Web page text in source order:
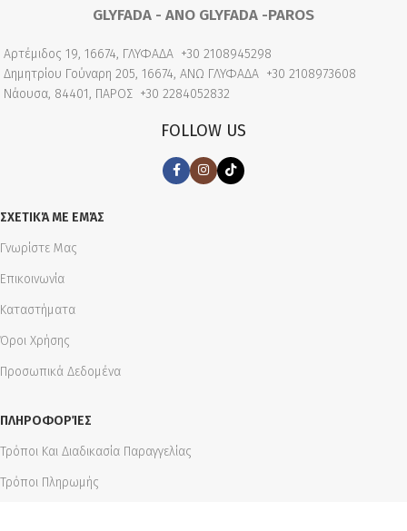
GLYFADA - ANO GLYFADA -PAROS
Αρτέμιδος 19, 16674, ΓΛΥΦΑΔΑ +30 2108945298
Δημητρίου Γούναρη 205, 16674, ΑΝΩ ΓΛΥΦΑΔΑ +30 2108973608
Νάουσα, 84401, ΠΑΡΟΣ +30 2284052832
FOLLOW US
ΣΧΕΤΙΚΆ ΜΕ ΕΜΆΣ
Γνωρίστε Μας
Επικοινωνία
Καταστήματα
Όροι Χρήσης
Προσωπικά Δεδομένα
ΠΛΗΡΟΦΟΡΊΕΣ
Τρόποι Και Διαδικασία Παραγγελίας
Τρόποι Πληρωμής